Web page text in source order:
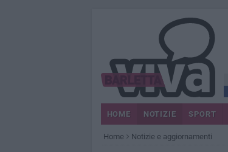
HOME NOTIZIE SPORT
Home Notizie e aggiornamenti